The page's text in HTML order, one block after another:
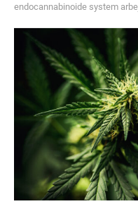
endocannabinoide system